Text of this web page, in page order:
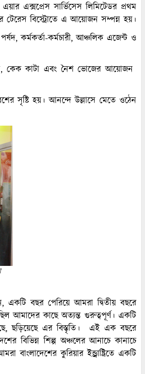
এক্সপ্রেস সার্ভিসেস লিমিটেডর প্রথম
টেরেস বিস্ট্রোতে এ আয়োজন সম্পন্ন হয়।
কর্মকর্তা-কর্মচারী, আঞ্চলিক এজেন্ট ও
কেক কাটা এবং নৈশ ভোজের আয়োজন
সৃষ্টি হয়। আনন্দে উল্লাসে মেতে ওঠেন
একটি বছর পেরিয়ে আমরা দ্বিতীয় বছরে
আমাদের কাছে অত্যন্ত গুরুত্বপূর্ণ। একটি
ছড়িয়েছে এর বিস্তৃতি। এই এক বছরে
বিভিন্ন শিল্প অঞ্চলের আনাচে কানাচে
কুরিয়ার ইন্ড্রাষ্ট্রিতে একটি